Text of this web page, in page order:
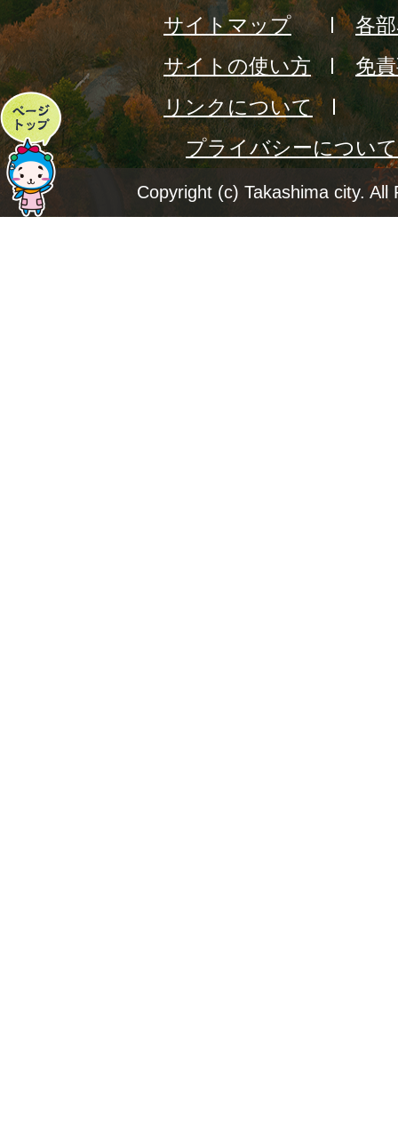
ペ
ー
ジ
サイトマップ
各
サイトの使い方
免
リンクについて
プライバシーについて
Copyright (c) Takashima city. All